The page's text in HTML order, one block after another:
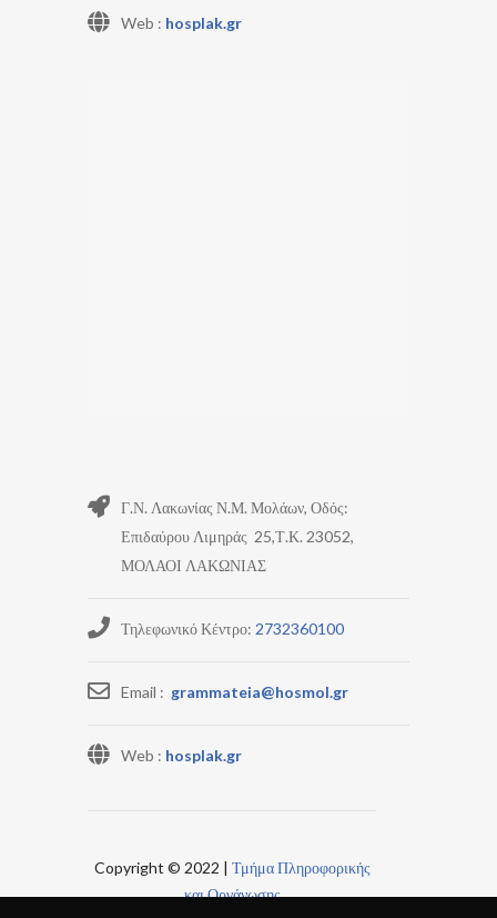
Web : hosplak.gr
Γ.Ν. Λακωνίας Ν.Μ. Μολάων, Οδός:
Επιδαύρου Λιμηράς 25,Τ.Κ. 23052,
ΜΟΛΑΟΙ ΛΑΚΩΝΙΑΣ
Τηλεφωνικό Κέντρο: 2732360100
Email : grammateia@hosmol.gr
Web : hosplak.gr
Copyright © 2022 | Τμήμα Πληροφορικής
και Οργάνωσης